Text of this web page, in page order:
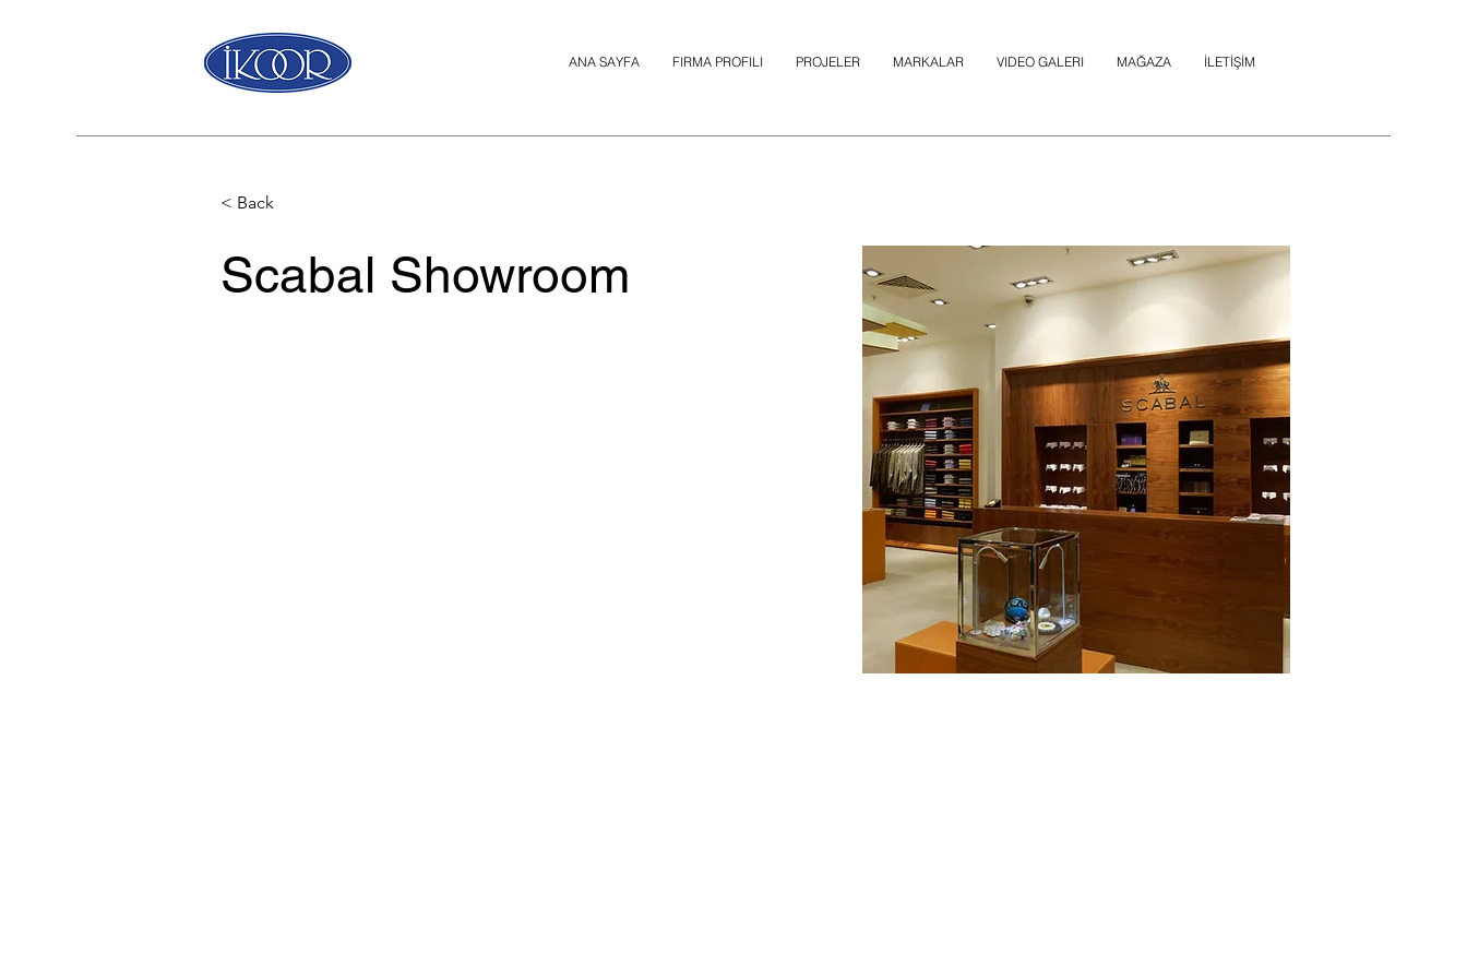
ANA SAYFA FIRMA PROFILI PROJELER MARKALAR VIDEO GALERI MAĞAZA İLETİŞİM
< Back
Scabal Showroom